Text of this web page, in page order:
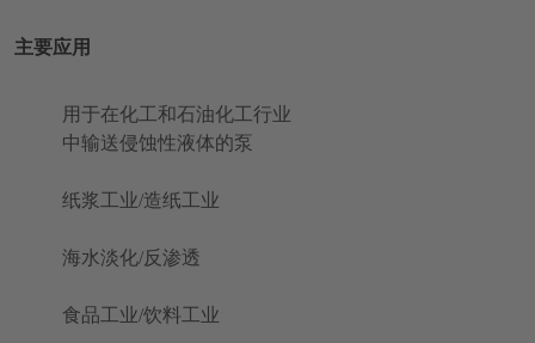
主要应用
用于在化工和石油化工行业
中输送侵蚀性液体的泵
纸浆工业/造纸工业
海水淡化/反渗透
食品工业/饮料工业